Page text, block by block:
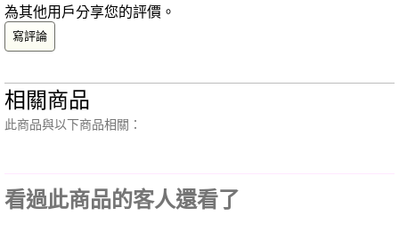
為其他用戶分享您的評價。
寫評論
相關商品
此商品與以下商品相關：
看過此商品的客人還看了